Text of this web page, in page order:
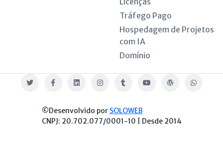
Tráfego Pago
Hospedagem de Projetos
com IA
Domínio
Twitter FacebookLinkedin InstagramTumblr Youtube Blog WhatsApp
©Desenvolvido por SOLOWEB
CNPJ: 20.702.077/0001-10 | Desde 2014